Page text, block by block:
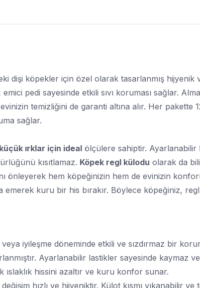
dişi köpekler için özel olarak tasarlanmış
pedi sayesinde etkili sıvı koruması sağlar.
temizliğini de garanti altına alır. Her pakette
sağlar.
küçük ırklar için ideal ölçülere sahiptir. Ayarlanabilir
kısıtlamaz. Köpek regl külodu olarak da
önleyerek hem köpeğinizin hem de evinizin
emerek kuru bir his bırakır. Böylece köpeğiniz,
veya iyileşme döneminde etkili ve sızdırmaz bir
Ayarlanabilir lastikler sayesinde kaymaz
ıslaklık hissini azaltır ve kuru konfor sunar.
hızlı ve hijyeniktir. Külot kısmı yıkanabilir ve